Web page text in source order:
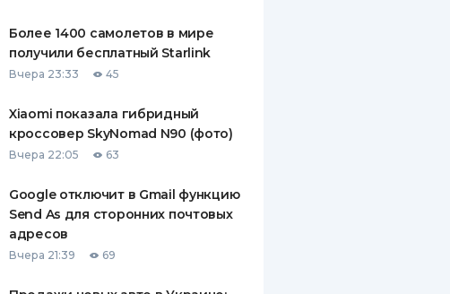
ПУТЕВОДИТЕЛИ ПО
СТРАХОВАНИЮ
ВСЕ СТРАХОВЫЕ ПОЛИСЫ
СТРАХОВЫЕ КОМПАНИИ
ОТЗЫВЫ О СТРАХОВЫХ
ДОСТАВКА И ОПЛАТА
КОНТАКТЫ
Более 1400 самолетов в мире
получили бесплатный Starlink
Вчера 23:33 45
Xiaomi показала гибридный
кроссовер SkyNomad N90 (фото)
Вчера 22:05 63
Google отключит в Gmail функцию
Send As для сторонних почтовых
адресов
Вчера 21:39 69